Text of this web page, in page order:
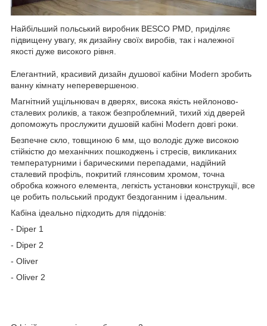
Найбільший польський виробник BESCO PMD, приділяє
підвищену увагу, як дизайну своїх виробів, так і належної
якості дуже високого рівня.
Елегантний, красивий дизайн душової кабіни Modern зробить
ванну кімнату неперевершеною.
Магнітний ущільнювач в дверях, висока якість нейлоново-
сталевих роликів, а також безпроблемний, тихий хід дверей
допоможуть прослужити душовій кабіні Modern довгі роки.
Безпечне скло, товщиною 6 мм, що володіє дуже високою
стійкістю до механічних пошкоджень і стресів, викликаних
температурними і барическими перепадами, надійний
сталевий профіль, покритий глянсовим хромом, точна
обробка кожного елемента, легкість установки конструкції, все
це робить польський продукт бездоганним і ідеальним.
Кабіна ідеально підходить для піддонів:
- Diper 1
- Diper 2
- Oliver
- Oliver 2